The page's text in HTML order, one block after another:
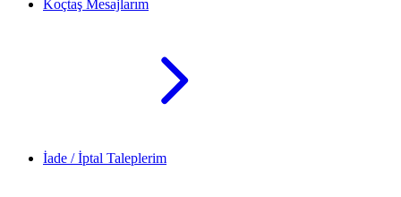
Koçtaş Mesajlarım
İade / İptal Taleplerim